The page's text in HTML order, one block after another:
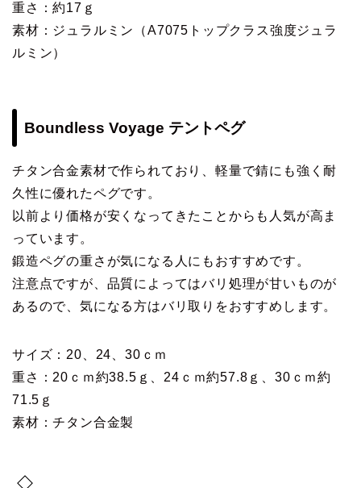
重さ：約17ｇ
素材：ジュラルミン（A7075トップクラス強度ジュラ
ルミン）
Boundless Voyage テントペグ
チタン合金素材で作られており、軽量で錆にも強く耐
久性に優れたペグです。
以前より価格が安くなってきたことからも人気が高ま
っています。
鍛造ペグの重さが気になる人にもおすすめです。
注意点ですが、品質によってはバリ処理が甘いものが
あるので、気になる方はバリ取りをおすすめします。
サイズ：20、24、30ｃｍ
重さ：20ｃｍ約38.5ｇ、24ｃｍ約57.8ｇ、30ｃｍ約
71.5ｇ
素材：チタン合金製